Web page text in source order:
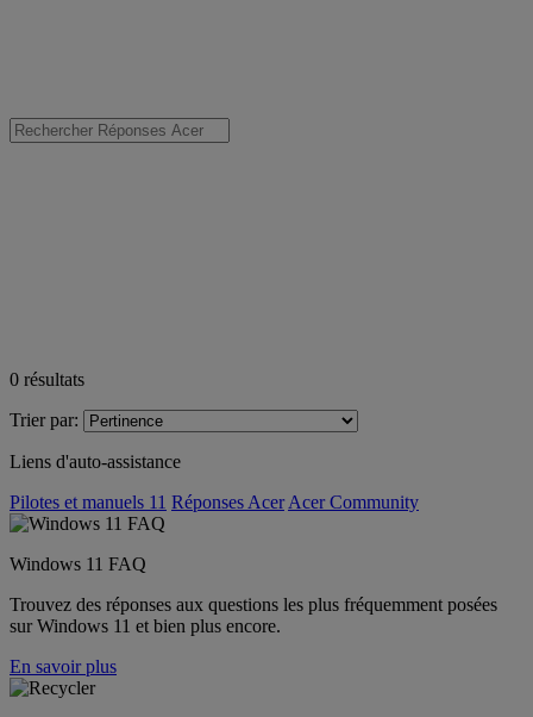
0 résultats
Trier par:
Liens d'auto-assistance
Pilotes et manuels 11 Réponses Acer Acer Community
Windows 11 FAQ
Trouvez des réponses aux questions les plus fréquemment posées
sur Windows 11 et bien plus encore.
En savoir plus